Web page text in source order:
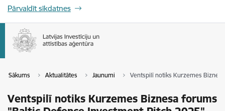
Pārvaldīt sīkdatnes
Sākums Aktualitātes Jaunumi Ventspilī notiks Kurzemes
Ventspilī notiks Kurzemes Biznesa forums